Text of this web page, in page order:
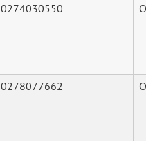
0274030550
0278077662